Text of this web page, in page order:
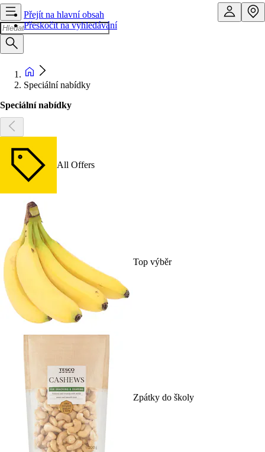
Přejít na hlavní obsah
Přeskočit na vyhledávání
Speciální nabídky
Speciální nabídky
All Offers
Top výběr
Zpátky do školy